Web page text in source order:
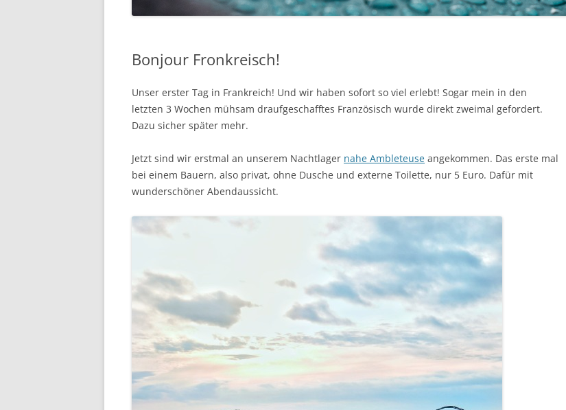
SCHWEDEN
Bonjour Fronkreisch!
Unser erster Tag in Frankreich! Und wir haben sofort so viel erlebt! Sogar mein in den
letzten 3 Wochen mühsam draufgeschafftes Französisch wurde direkt zweimal gefordert.
Dazu sicher später mehr.
Jetzt sind wir erstmal an unserem Nachtlager nahe Ambleteuse angekommen. Das erste mal
bei einem Bauern, also privat, ohne Dusche und externe Toilette, nur 5 Euro. Dafür mit
wunderschöner Abendaussicht.